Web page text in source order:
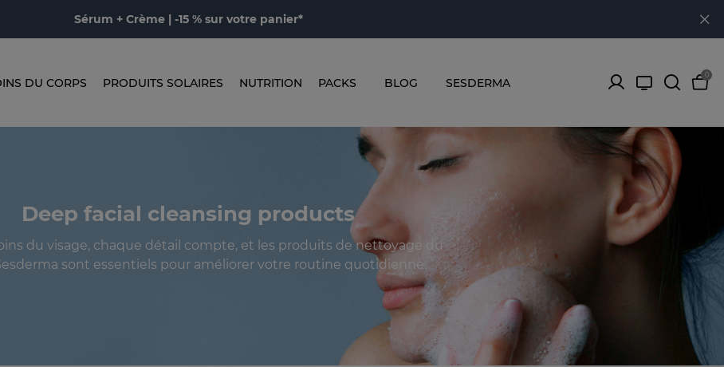
Sérum + Crème | -15 % sur votre panier*
DU CORPS PRODUITS SOLAIRES NUTRITION PACKS BLOG SESDERMA
0
Deep facial cleansing products
du visage, chaque détail compte, et les produits de nettoyage du
sont essentiels pour améliorer votre routine quotidienne.